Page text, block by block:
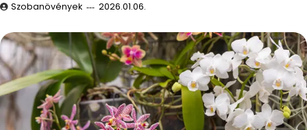
Szobanövények 2026.01.06.